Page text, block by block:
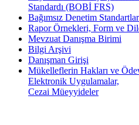
Standardı (BOBİ FRS)
Bağımsız Denetim
Rapor Örnekleri, Form ve
Mevzuat Danışma Birimi
Bilgi Arşivi
Danışman Girişi
Mükelleflerin Hakları ve
Elektronik Uygulamalar,
Cezai Müeyyideler